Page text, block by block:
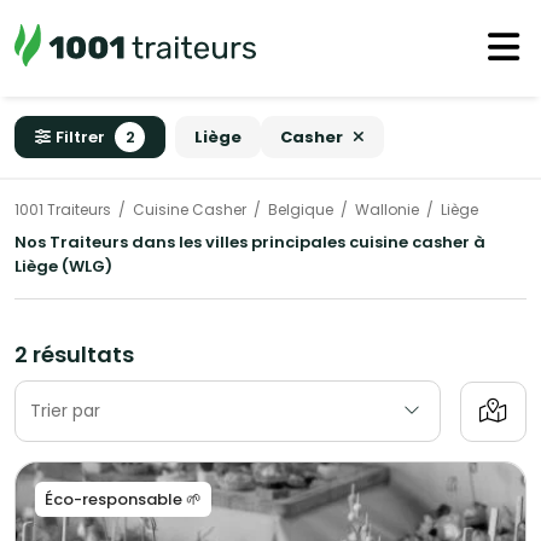
Filtrer 2 Liège Casher
1001 Traiteurs Cuisine Casher Belgique Wallonie Liège
Nos Traiteurs dans les villes principales cuisine casher à
Liège (WLG)
2 résultats
Trier par
Éco-responsable 🌱